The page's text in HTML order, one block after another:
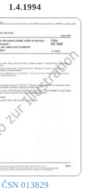
1.4.1994
ČSN 013829